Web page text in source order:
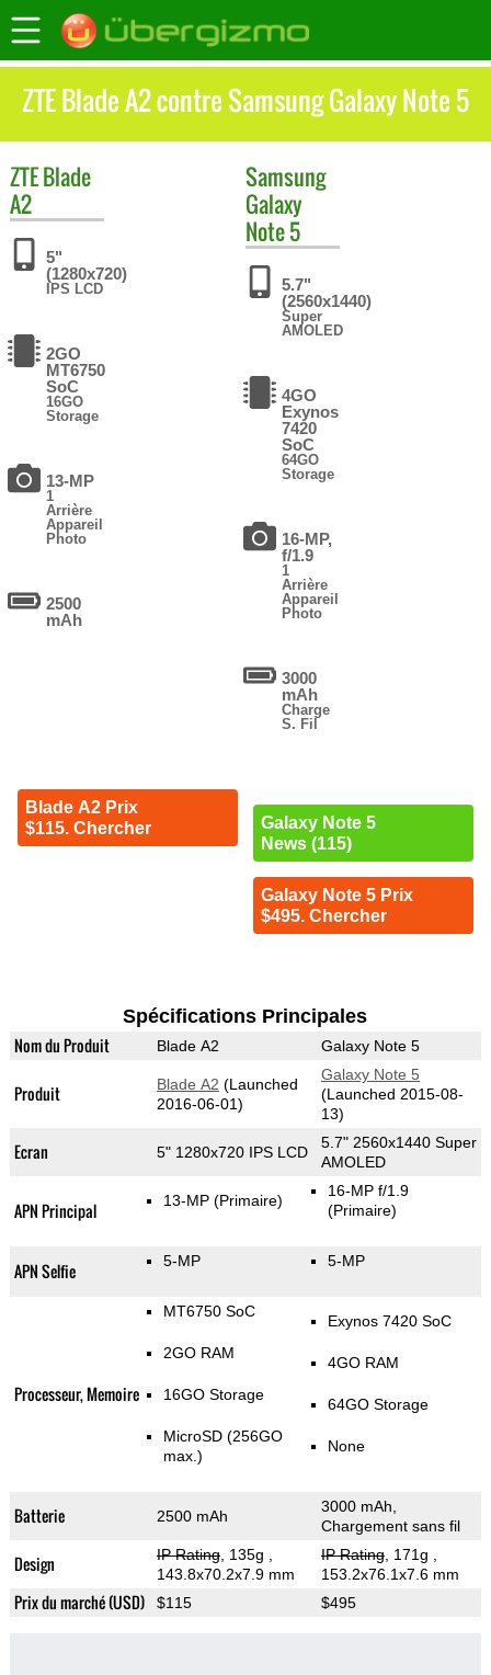
ZTE Blade A2 contre Samsung Galaxy Note 5
ZTEBlade
A2
5"
(1280x720)
IPS LCD
2GO
MT6750
SoC
16GO
Storage
13-MP
1
Arrière
Appareil
Photo
2500
mAh
Blade A2 Prix
$115. Chercher
Samsung
Galaxy
Note 5
5.7"
(2560x1440)
Super
AMOLED
4GO
Exynos
7420
SoC
64GO
Storage
16-MP,
f/1.9
1
Arrière
Appareil
Photo
3000
mAh
Charge
S. Fil
Galaxy Note 5
News (115)
Galaxy Note 5 Prix
$495. Chercher
Spécifications Principales
Nom du Produit Blade A2 Galaxy Note 5
Produit Blade A2 (Launched
2016-06-01)
Galaxy Note 5
(Launched 2015-08-
13)
Ecran 5" 1280x720 IPS LCD
5.7" 2560x1440 Super
AMOLED
APN Principal 13-MP (Primaire)
16-MP f/1.9
(Primaire)
APN Selfie 5-MP 5-MP
Processeur, Memoire
MT6750 SoC
2GO RAM
16GO Storage
MicroSD (256GO
max.)
Exynos 7420 SoC
4GO RAM
64GO Storage
None
Batterie 2500 mAh
3000 mAh,
Chargement sans fil
Design IP Rating, 135g
143.8x70.2x7.9 mm
IP Rating, 171g
153.2x76.1x7.6 mm
Prix du marché (USD) $115 $495